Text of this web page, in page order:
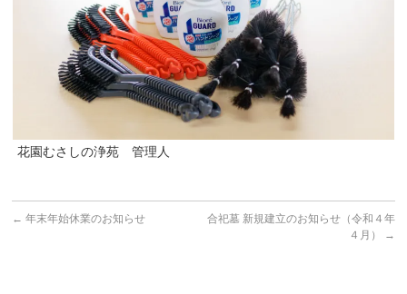
花園むさしの浄苑 管理人
← 年末年始休業のお知らせ
合祀墓 新規建立のお知らせ（令和４年
４月）
→